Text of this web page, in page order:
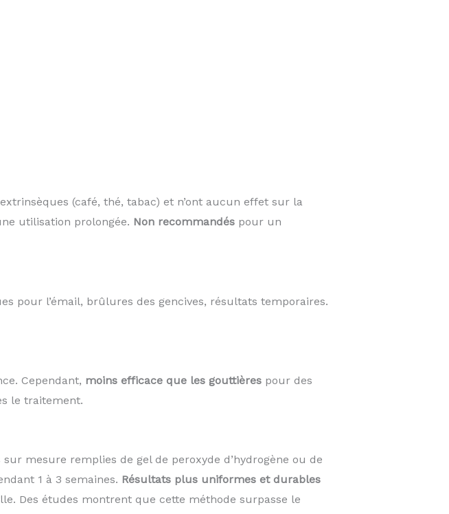
(café, thé, tabac) et n’ont aucun effet sur la
utilisation prolongée. Non recommandéspour un
pour l’émail, brûlures des gencives, résultats temporaires.
Cependant, moins efficace que les gouttièrespour des
le traitement.
mesure remplies de gel de peroxyde d’hydrogène ou de
1 à 3 semaines. Résultats plus uniformes et durables
Des études montrent que cette méthode surpasse le